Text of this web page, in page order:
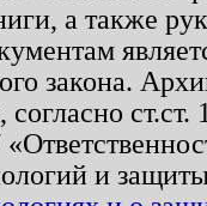
а также
закона.
согласно
и